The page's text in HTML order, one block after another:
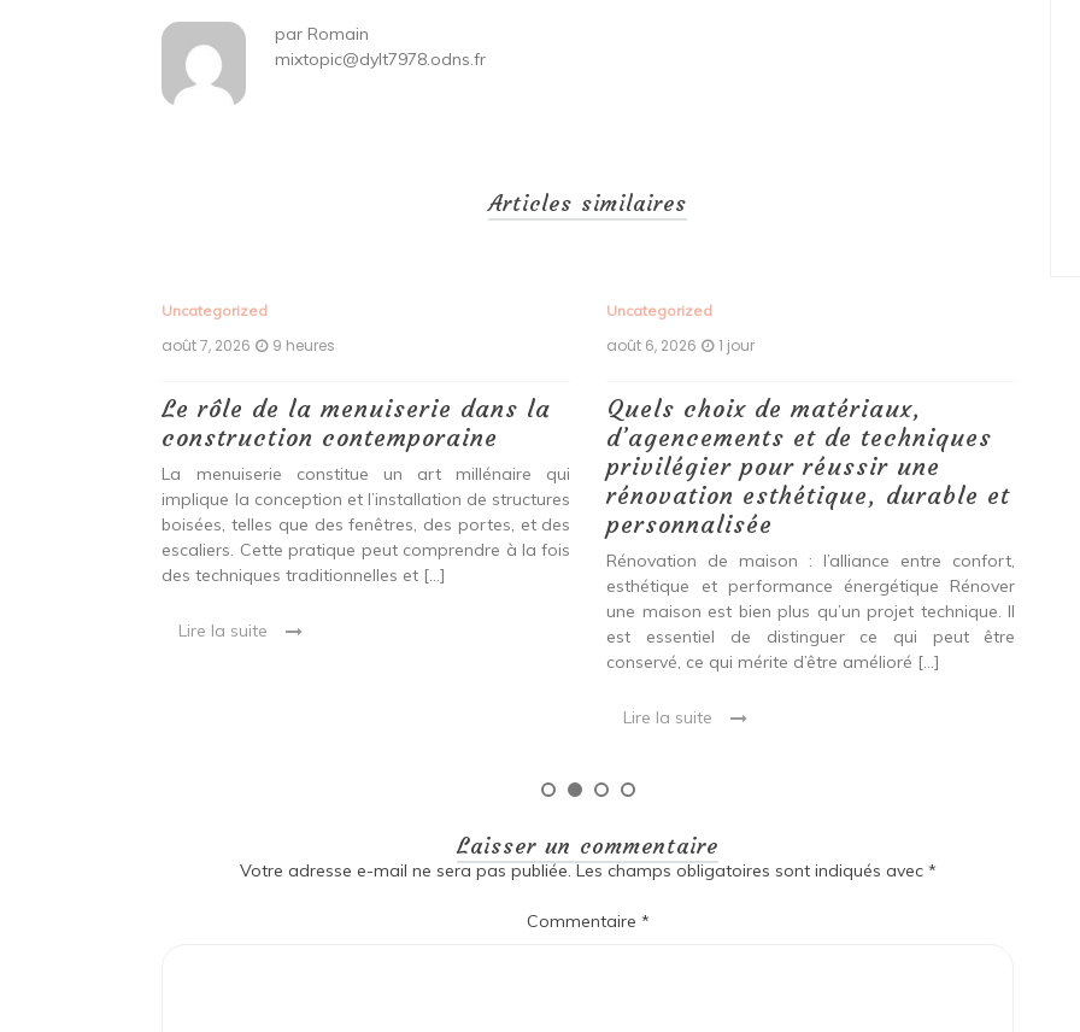
par Romain
mixtopic@dylt7978.odns.fr
Articles similaires
Uncategorized
août 7, 2026 9 heures
Le rôle de la menuiserie dans la
construction contemporaine
La menuiserie constitue un art millénaire qui
implique la conception et l’installation de structures
boisées, telles que des fenêtres, des portes, et des
escaliers. Cette pratique peut comprendre à la fois
des techniques traditionnelles et […]
Lire la suite
Uncategorized
août 6, 2026 1 jour
Quels choix de matériaux,
d’agencements et de techniques
privilégier pour réussir une
rénovation esthétique, durable et
personnalisée
Rénovation de maison : l’alliance entre confort,
esthétique et performance énergétique Rénover
une maison est bien plus qu’un projet technique. Il
est essentiel de distinguer ce qui peut être
conservé, ce qui mérite d’être amélioré […]
Lire la suite
Laisser un commentaire
Votre adresse e-mail ne sera pas publiée. Les champs obligatoires sont indiqués avec *
Commentaire *